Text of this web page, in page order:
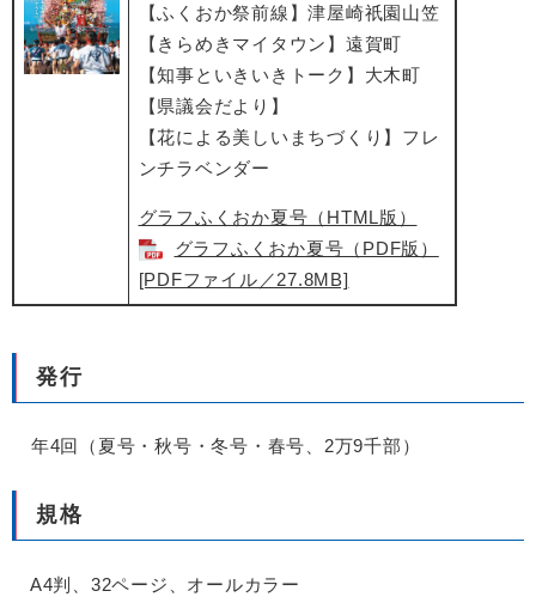
【ふくおか祭前線】津屋崎祇園山笠
【きらめきマイタウン】遠賀町
【知事といきいきトーク】大木町
【県議会だより】
【花による美しいまちづくり】フレ
ンチラベンダー
グラフふくおか夏号（HTML版）
グラフふくおか夏号（PDF版）
[PDFファイル／27.8MB]
発行
年4回（夏号・秋号・冬号・春号、2万9千部）
規格
A4判、32ページ、オールカラー